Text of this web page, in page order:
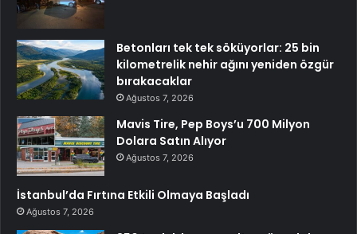
Betonları tek tek söküyorlar: 25 bin
kilometrelik nehir ağını yeniden özgür
bırakacaklar
Ağustos 7, 2026
Mavis Tire, Pep Boys’u 700 Milyon
Dolara Satın Alıyor
Ağustos 7, 2026
İstanbul’da Fırtına Etkili Olmaya Başladı
Ağustos 7, 2026